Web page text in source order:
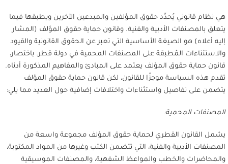
هي نظام قانوني يُحدِّد حقوق المؤلفين والمبدعين الآخرين ويطبقها فيما
يتعلق بالمصنفات الأدبية والفنية. وقانون حماية حقوق المؤلف (المشار
إليه أعلاه) هو الصيغة الأساسية التي تعبر عن الحقوق القانونية والقيود
والاستثناءات المُطبقة على المصنفات المحمية في دولة قطر. باختصار،
قانون حماية حقوق المؤلف يعتمد على المبادئ والمفاهيم المذكورة أدناه.
تقدم هذه السياسة موجزًا للقانون، لكن قانون حماية حقوق المؤلف
يتضمن على تفاصيل واستثناءات واختلافات إضافية حول العديد مما يلي:
المصنفات المحمية:
يشمل القانون القطري لحماية حقوق المؤلف مجموعة واسعة من
المصنفات الأدبية والفنية، التي تتضمن الكتب وغيرها من المواد المكتوبة،
والمحاضرات والخطب والمواعظ الشفهية، والمصنفات الموسيقية